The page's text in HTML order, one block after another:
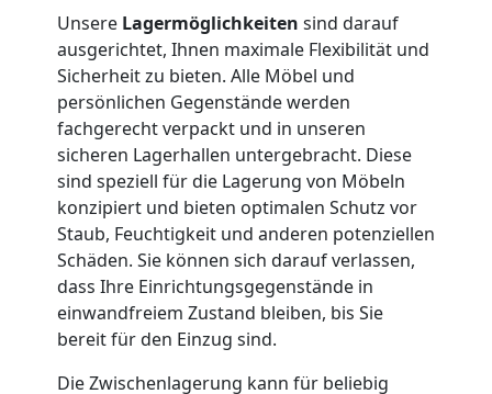
Unsere Lagermöglichkeiten sind darauf
ausgerichtet, Ihnen maximale Flexibilität und
Sicherheit zu bieten. Alle Möbel und
persönlichen Gegenstände werden
fachgerecht verpackt und in unseren
sicheren Lagerhallen untergebracht. Diese
sind speziell für die Lagerung von Möbeln
konzipiert und bieten optimalen Schutz vor
Staub, Feuchtigkeit und anderen potenziellen
Schäden. Sie können sich darauf verlassen,
dass Ihre Einrichtungsgegenstände in
einwandfreiem Zustand bleiben, bis Sie
bereit für den Einzug sind.
Die Zwischenlagerung kann für beliebig
Umzug
Wiener
Neustadt
Qualitäts-
Umzüge
Wiener